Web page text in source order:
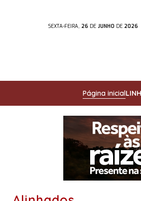
SEXTA-FEIRA, 26 DE JUNHO DE 2026
Página inicial